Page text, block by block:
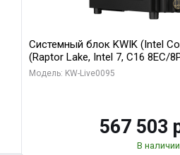
Системный блок KWIK (Intel
(Raptor Lake, Intel 7, C16 8EC/
модуля)/ Afox RTX4090 24GB
Модель: KW-Live0095
567 503
В наличии